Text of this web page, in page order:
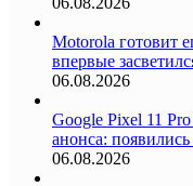
Motorola готовит
впервые
06.08.2026
Google Pixel 11
анонса:
06.08.2026